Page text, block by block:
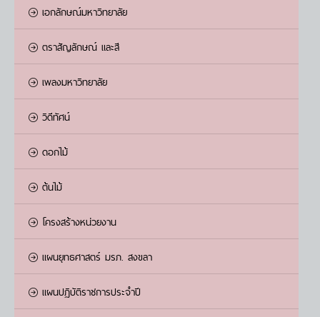
เอกลักษณ์มหาวิทยาลัย
ตราสัญลักษณ์ และสี
เพลงมหาวิทยาลัย
วิดีทัศน์
ดอกไม้
ต้นไม้
โครงสร้างหน่วยงาน
แผนยุทธศาสตร์ มรภ. สงขลา
แผนปฏิบัติราชการประจำปี